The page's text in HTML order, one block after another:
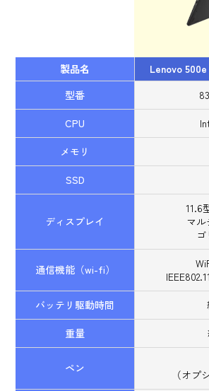
製品名
Lenovo
型番
CPU
メモリ
SSD
ディスプレイ
11.6
マ
通信機能（wi-fi）
バッテリ駆動時間
重量
ペン
（オプ